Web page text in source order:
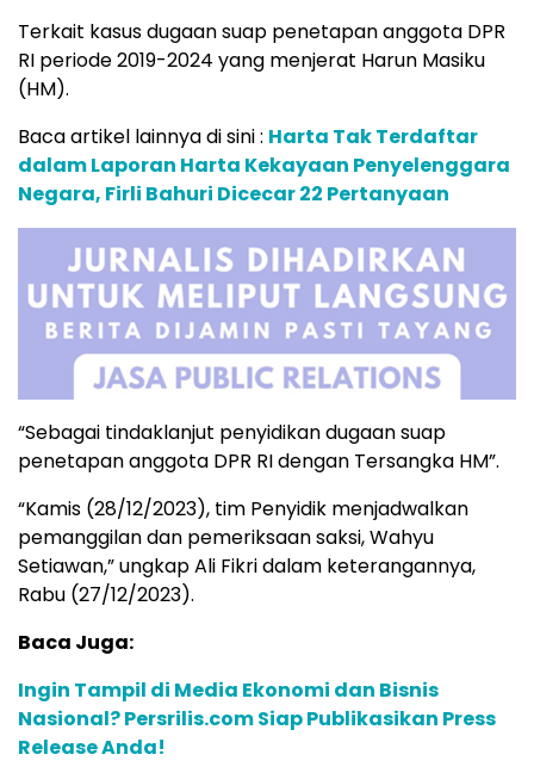
Terkait kasus dugaan suap penetapan anggota DPR
RI periode 2019-2024 yang menjerat Harun Masiku
(HM).
Baca artikel lainnya di sini : Harta Tak Terdaftar
dalam Laporan Harta Kekayaan Penyelenggara
Negara, Firli Bahuri Dicecar 22 Pertanyaan
“Sebagai tindaklanjut penyidikan dugaan suap
penetapan anggota DPR RI dengan Tersangka HM”.
“Kamis (28/12/2023), tim Penyidik menjadwalkan
pemanggilan dan pemeriksaan saksi, Wahyu
Setiawan,” ungkap Ali Fikri dalam keterangannya,
Rabu (27/12/2023).
Baca Juga:
Ingin Tampil di Media Ekonomi dan Bisnis
Nasional? Persrilis.com Siap Publikasikan Press
Release Anda!